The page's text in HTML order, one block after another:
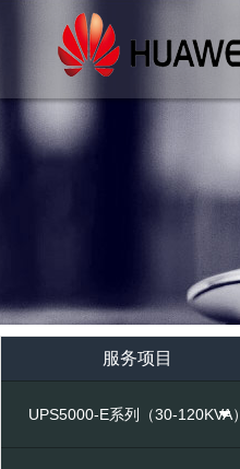
服务项目
UPS5000-E系列（30-120KVA）